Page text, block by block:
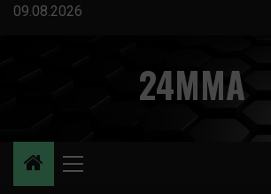
Перейти
09.08.2026
24MMA
Основное